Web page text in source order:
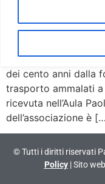
L’UNITALSI
MEMBRI
DOMANI DA
Ondarza –
dei cento anni dalla
trasporto ammalati a
ricevuta nell’Aula
dell’associazione è
© Tutti i diritti riservati
Policy| Sito